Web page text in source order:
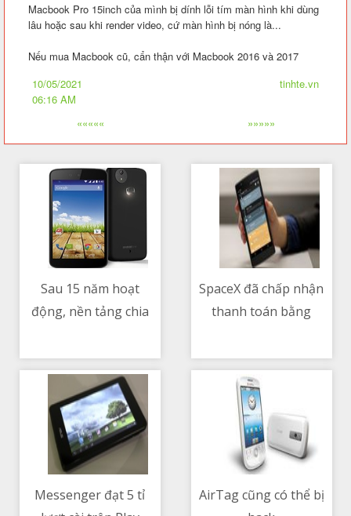
Macbook Pro 15inch của mình bị dính lỗi tím màn hình khi dùng
lâu hoặc sau khi render video, cứ màn hình bị nóng là...
Nếu mua Macbook cũ, cẩn thận với Macbook 2016 và 2017
10/05/2021
06:16 AM
tinhte.vn
««««« »»»»»
Sau 15 năm hoạt
động, nền tảng chia
LiveLeak sẽ đóng cửa
SpaceX đã chấp nhận
thanh toán bằng
mệnh không gian mới
Messenger đạt 5 tỉ
AirTag cũng có thể bị